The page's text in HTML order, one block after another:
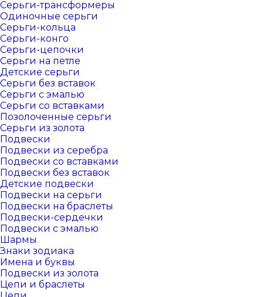
Серьги-трансформеры
Одиночные серьги
Серьги-кольца
Серьги-конго
Серьги-цепочки
Серьги на петле
Детские серьги
Серьги без вставок
Серьги с эмалью
Серьги со вставками
Позолоченные серьги
Серьги из золота
Подвески
Подвески из серебра
Подвески со вставками
Подвески без вставок
Детские подвески
Подвески на серьги
Подвески на браслеты
Подвески-сердечки
Подвески с эмалью
Шармы
Знаки зодиака
Имена и буквы
Подвески из золота
Цепи и браслеты